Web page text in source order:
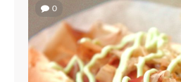
0